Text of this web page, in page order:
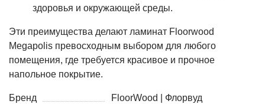
здоровья и окружающей среды.
Эти преимущества делают ламинат Floorwood
Megapolis превосходным выбором для любого
помещения, где требуется красивое и прочное
напольное покрытие.
Бренд FloorWood | Флорвуд